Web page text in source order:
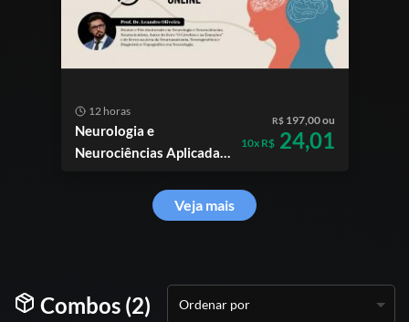
12 horas
Neurologia e
Neurociências Aplicadas
R$197,00 ou
10x R$24,01
Veja mais
Combos (2) Ordenar por